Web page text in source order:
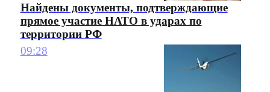
Найдены документы, подтверждающие
прямое участие НАТО в ударах по
территории РФ
09:28